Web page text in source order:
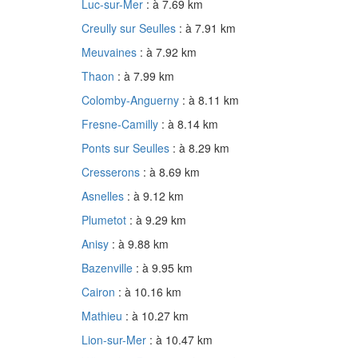
Luc-sur-Mer : à 7.69 km
Creully sur Seulles : à 7.91 km
Meuvaines : à 7.92 km
Thaon : à 7.99 km
Colomby-Anguerny : à 8.11 km
Fresne-Camilly : à 8.14 km
Ponts sur Seulles : à 8.29 km
Cresserons : à 8.69 km
Asnelles : à 9.12 km
Plumetot : à 9.29 km
Anisy : à 9.88 km
Bazenville : à 9.95 km
Cairon : à 10.16 km
Mathieu : à 10.27 km
Lion-sur-Mer : à 10.47 km